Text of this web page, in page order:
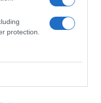
protection.
Segnala